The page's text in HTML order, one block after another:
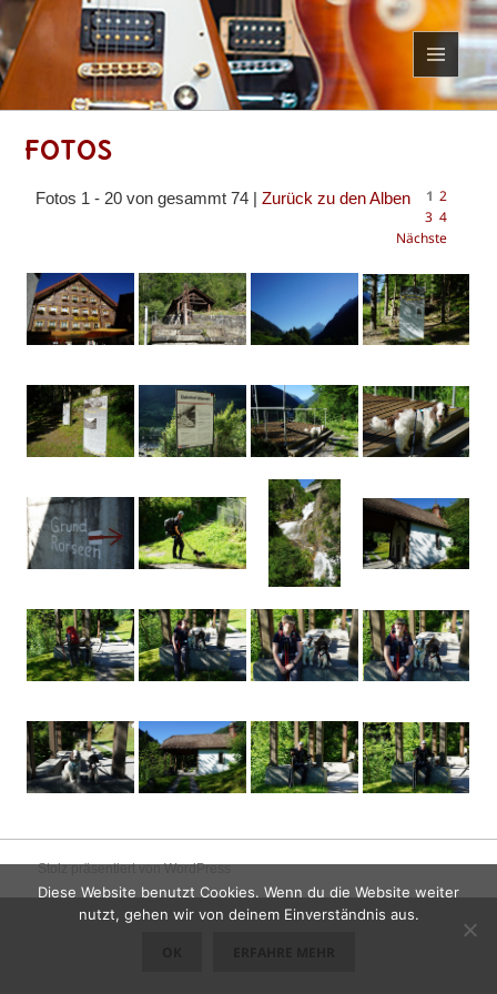
MENÜ
UND
Fotos
Fotos 1 - 20 von gesammt 74 |Zurück zu den Alben 1 2
3 4
Nächste
Stolz präsentiert von WordPress
Diese Website benutzt Cookies. Wenn du die Website weiter
nutzt, gehen wir von deinem Einverständnis aus.